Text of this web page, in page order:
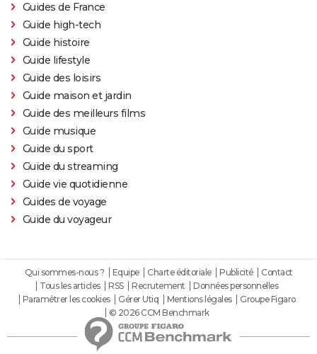
Guides de France
Guide high-tech
Guide histoire
Guide lifestyle
Guide des loisirs
Guide maison et jardin
Guide des meilleurs films
Guide musique
Guide du sport
Guide du streaming
Guide vie quotidienne
Guides de voyage
Guide du voyageur
Qui sommes-nous ? Equipe Charte éditoriale Publicité
Contact
Tous les articles
RSS Recrutement
Données personnelles
Paramétrer les cookies
Gérer Utiq Mentions légales
Groupe Figaro
© 2026 CCM Benchmark